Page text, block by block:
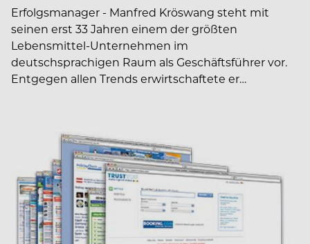
Erfolgsmanager - Manfred Kröswang steht mit
seinen erst 33 Jahren einem der größten
Lebensmittel-Unternehmen im
deutschsprachigen Raum als Geschäftsführer vor.
Entgegen allen Trends erwirtschaftete er…